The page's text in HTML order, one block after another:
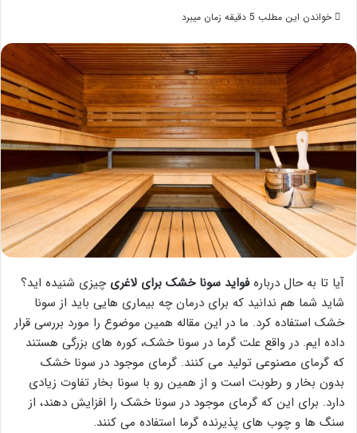
خواندن این مطلب 5 دقیقه زمان میبرد
آیا تا به حال دربارهفواید سونا خشک برای لاغری چیزی شنیده اید؟
شاید شما هم ندانید که برای درمان چه بیماری هایی باید از سونا
خشک استفاده کرد. ما در این مقاله همین موضوع را مورد بررسی قرار
داده ایم. در واقع علت گرما در سونا خشک، کوره های بزرگی هستند
که گرمای مصنوعی تولید می کنند. گرمای موجود در سونا خشک
بدون بخار و رطوبت است و از همین رو با سونا بخار تفاوت زیادی
دارد. برای این که گرمای موجود در سونا خشک را افزایش دهند، از
سنگ ها و چوب های پذیرنده گرما استفاده می کنند.